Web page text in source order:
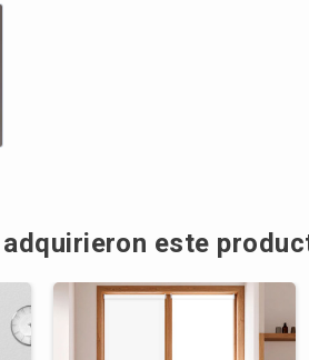
este